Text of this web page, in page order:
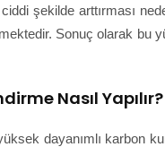
ciddi şekilde arttırması
Sonuç olarak
Nasıl Yapılır?
dayanımlı karbon